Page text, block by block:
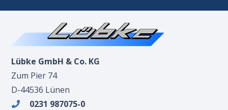
Lübke GmbH & Co. KG
Zum Pier 74
D-44536 Lünen
0231 987075-0